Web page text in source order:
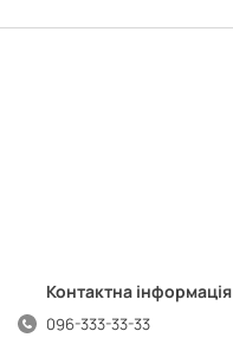
Контактна інформація
096-333-33-33